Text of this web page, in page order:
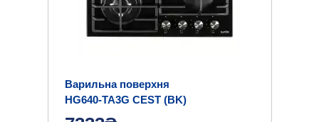
Варильна поверхня
HG640-TA3G CEST (BK)